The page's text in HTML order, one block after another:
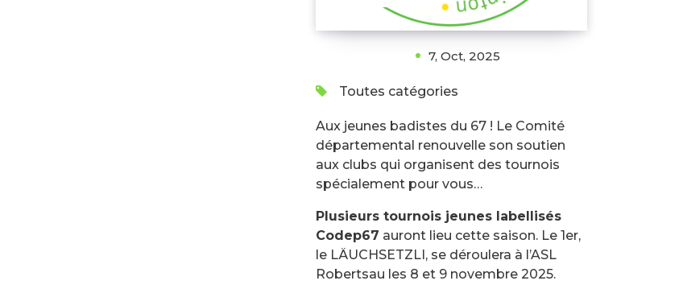
7, Oct, 2025
Toutes catégories
Aux jeunes badistes du 67 ! Le Comité
départemental renouvelle son soutien
aux clubs qui organisent des tournois
spécialement pour vous…
Plusieurs tournois jeunes labellisés
Codep67 auront lieu cette saison. Le 1er,
le LÄUCHSETZLI, se déroulera à l’ASL
Robertsau les 8 et 9 novembre 2025.